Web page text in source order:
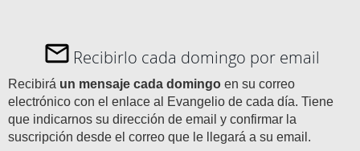
Recibirlo cada domingo por email
Recibirá un mensaje cada domingo en su correo
electrónico con el enlace al Evangelio de cada día. Tiene
que indicarnos su dirección de email y confirmar la
suscripción desde el correo que le llegará a su email.